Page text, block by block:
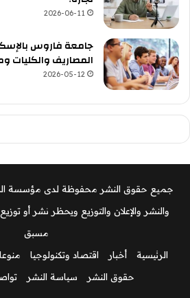
2026-06-11
جامعة فاروس
المصاريف والكليات
2026-05-12
جميع حقوق النشر محفوظة لدى مؤسسة
والنشر والإعلان والتوزيع ويحظر نشر أو
مسبق
الرئيسية
أخبار اقتصاد وتكنولوجيا
حقوق النشر
سياسة النشر